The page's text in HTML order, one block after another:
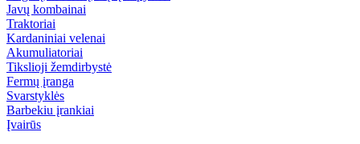
Javų kombainai
Traktoriai
Kardaniniai velenai
Akumuliatoriai
Tikslioji žemdirbystė
Fermų įranga
Svarstyklės
Barbekiu įrankiai
Įvairūs